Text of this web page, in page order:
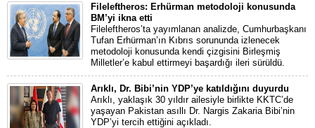
Fileleftheros: Erhürman metodoloji konusunda
BM’yi ikna etti
Fileleftheros’ta yayımlanan analizde, Cumhurbaşkanı
Tufan Erhürman’ın Kıbrıs sorununda izlenecek
metodoloji konusunda kendi çizgisini Birleşmiş
Milletler’e kabul ettirmeyi başardığı ileri sürüldü.
Arıklı, Dr. Bibi’nin YDP’ye katıldığını duyurdu
Arıklı, yaklaşık 30 yıldır ailesiyle birlikte KKTC’de
yaşayan Pakistan asıllı Dr. Nargis Zakaria Bibi’nin
YDP’yi tercih ettiğini açıkladı.